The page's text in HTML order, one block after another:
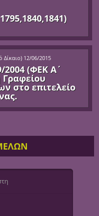
Δίκαιο) 12/06/2015
2004 (ΦΕΚ Α΄
Γραφείου
στο επιτελείο